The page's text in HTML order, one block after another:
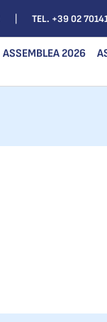
TEL. +39 02
ASSEMBLEA 2026